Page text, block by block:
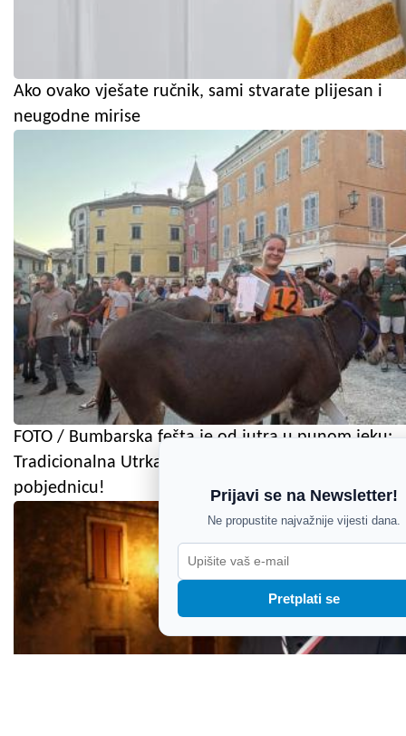
Ako ovako vješate ručnik, sami stvarate plijesan i
neugodne mirise
FOTO / Bumbarska fešta je od jutra u punom jeku:
Tradicionalna Utrka na tovarima ima prvu
pobjednicu!
Prijavi se na Newsletter!
Ne propustite najvažnije vijesti dana.
Pretplati se